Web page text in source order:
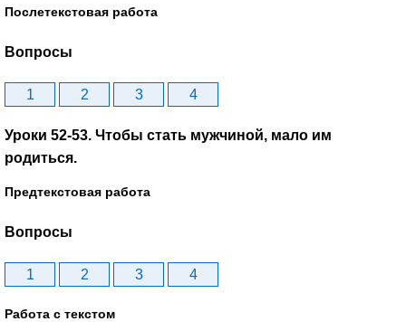
Послетекстовая работа
Вопросы
1 2 3 4
Уроки 52-53. Чтобы стать мужчиной, мало им
родиться.
Предтекстовая работа
Вопросы
1 2 3 4
Работа с текстом